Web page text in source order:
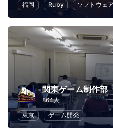
福岡
Ruby ソフトウェ
関東ゲーム制作部
864人
東京
ゲーム開発